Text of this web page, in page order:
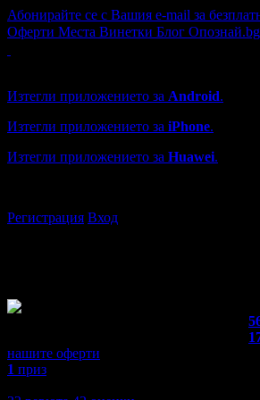
Абонирайте се с Вашия e-mail за
Оферти Места Винетки Блог Опознай.bg
Изтегли приложението за Android.
Изтегли приложението за iPhone.
Изтегли приложението за Huawei.
Регистрация Вход
нашите оферти
1 приз